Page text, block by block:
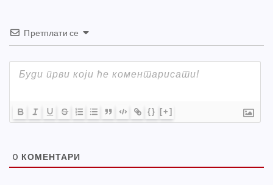
Претплати се
{} [+]
0 КОМЕНТАРИ